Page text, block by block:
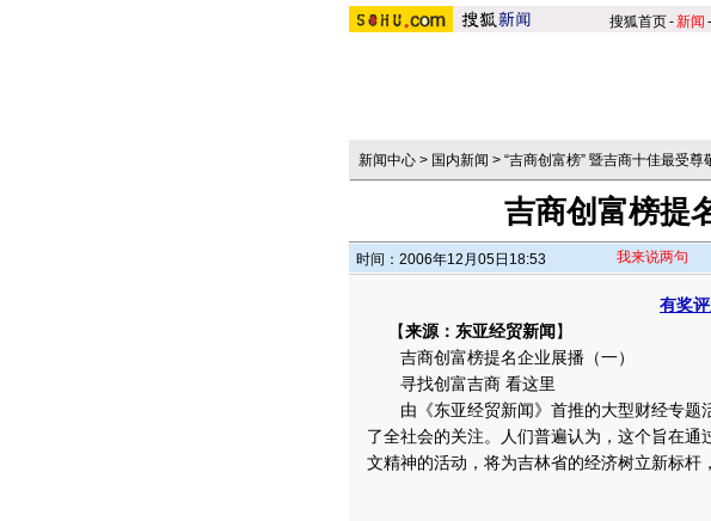
搜狐首页-新闻 -
新闻中心 > 国内新闻 > “吉商创富榜” 暨吉商十佳最受
吉商创富榜提
时间：2006年12月05日18:53 我来说两句
有奖
【来源：东亚经贸新闻 】
吉商创富榜提名企业展播（一）
寻找创富吉商 看这里
由《东亚经贸新闻》首推的大型财经专题
了全社会的关注。人们普遍认为，这个旨在
文精神的活动，将为吉林省的经济树立新标杆